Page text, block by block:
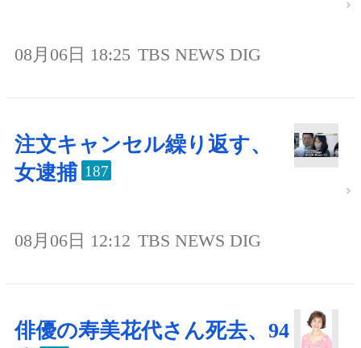
08月06日 18:25 TBS NEWS DIG
注文キャンセル繰り返す、
女逮捕 187
08月06日 12:12 TBS NEWS DIG
俳優の寿美花代さん死去、94